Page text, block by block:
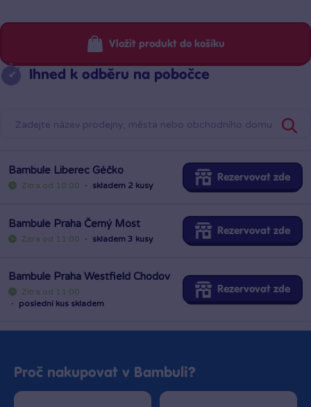
Vložit produkt do košíku
Ihned k odběru na pobočce
Bambule Liberec Géčko
Zítra od 10:00 · skladem 2 kusy
Rezervovat zde
Bambule Praha Černý Most
Zítra od 11:00 · skladem 3 kusy
Rezervovat zde
Bambule Praha Westfield Chodov
Zítra od 11:00
·
poslední kus skladem
Rezervovat zde
Proč nakupovat v Bambuli?